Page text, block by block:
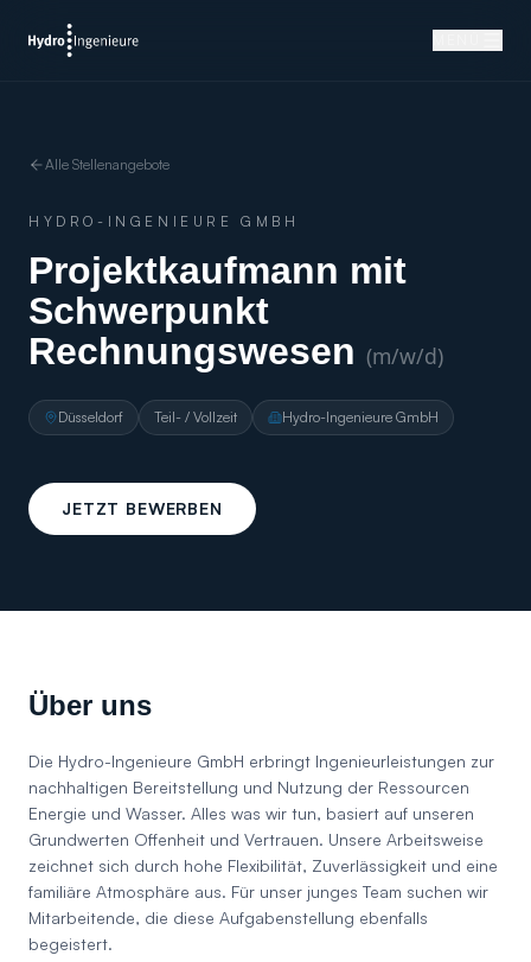
Alle Stellenangebote
HYDRO-INGENIEURE GMBH
Projektkaufmann mit
Schwerpunkt
Rechnungswesen (m/w/d)
Düsseldorf Teil- / Vollzeit Hydro-Ingenieure GmbH
JETZT BEWERBEN
Über uns
Die Hydro-Ingenieure GmbH erbringt Ingenieurleistungen zur
nachhaltigen Bereitstellung und Nutzung der Ressourcen
Energie und Wasser. Alles was wir tun, basiert auf unseren
Grundwerten Offenheit und Vertrauen. Unsere Arbeitsweise
zeichnet sich durch hohe Flexibilität, Zuverlässigkeit und eine
familiäre Atmosphäre aus. Für unser junges Team suchen wir
Mitarbeitende, die diese Aufgabenstellung ebenfalls
begeistert.